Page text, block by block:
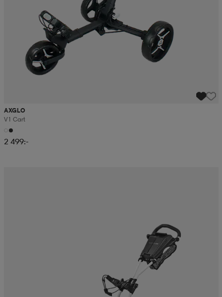
AXGLO
V1 Cart
2 499:-